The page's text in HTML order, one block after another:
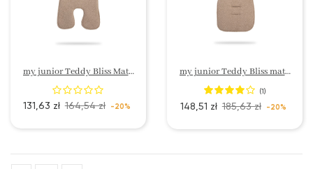
my junior Teddy Bliss Materac redukcyjny do Fotelika
131,63 zł 164,54 zł -20%
my junior Teddy Bliss materac redukcyjny do wózka
(1)
148,51 zł 185,63 zł -20%